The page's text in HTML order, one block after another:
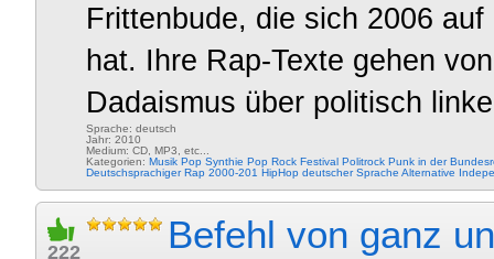
Frittenbude, die sich 2006
hat. Ihre Rap-Texte gehen
Dadaismus über politisch
Sprache: deutsch
Jahr: 2010
Medium: CD, MP3, etc...
Kategorien: Musik Pop Synthie Pop Rock Festival Politrock Punk in der
Deutschsprachiger Rap 2000-201 HipHop deutscher Sprache Alternative
222 Befehl von ganz